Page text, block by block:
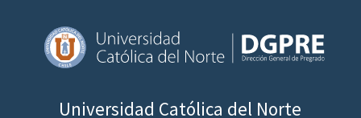
Universidad Católica del Norte